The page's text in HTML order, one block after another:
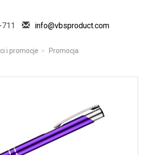
info@vbsproduct.com
i promocje
Promocja